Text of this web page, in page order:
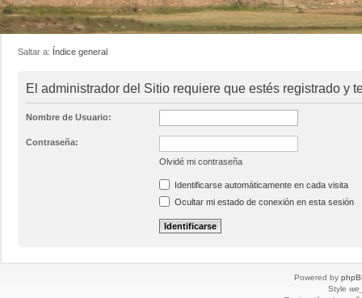
Saltar a: Índice general
El administrador del Sitio requiere que estés registrado y
Nombre de Usuario:
Contraseña:
Olvidé mi contraseña
Identificarse automáticamente en cada visita
Ocultar mi estado de conexión en esta sesión
Powered by
Style